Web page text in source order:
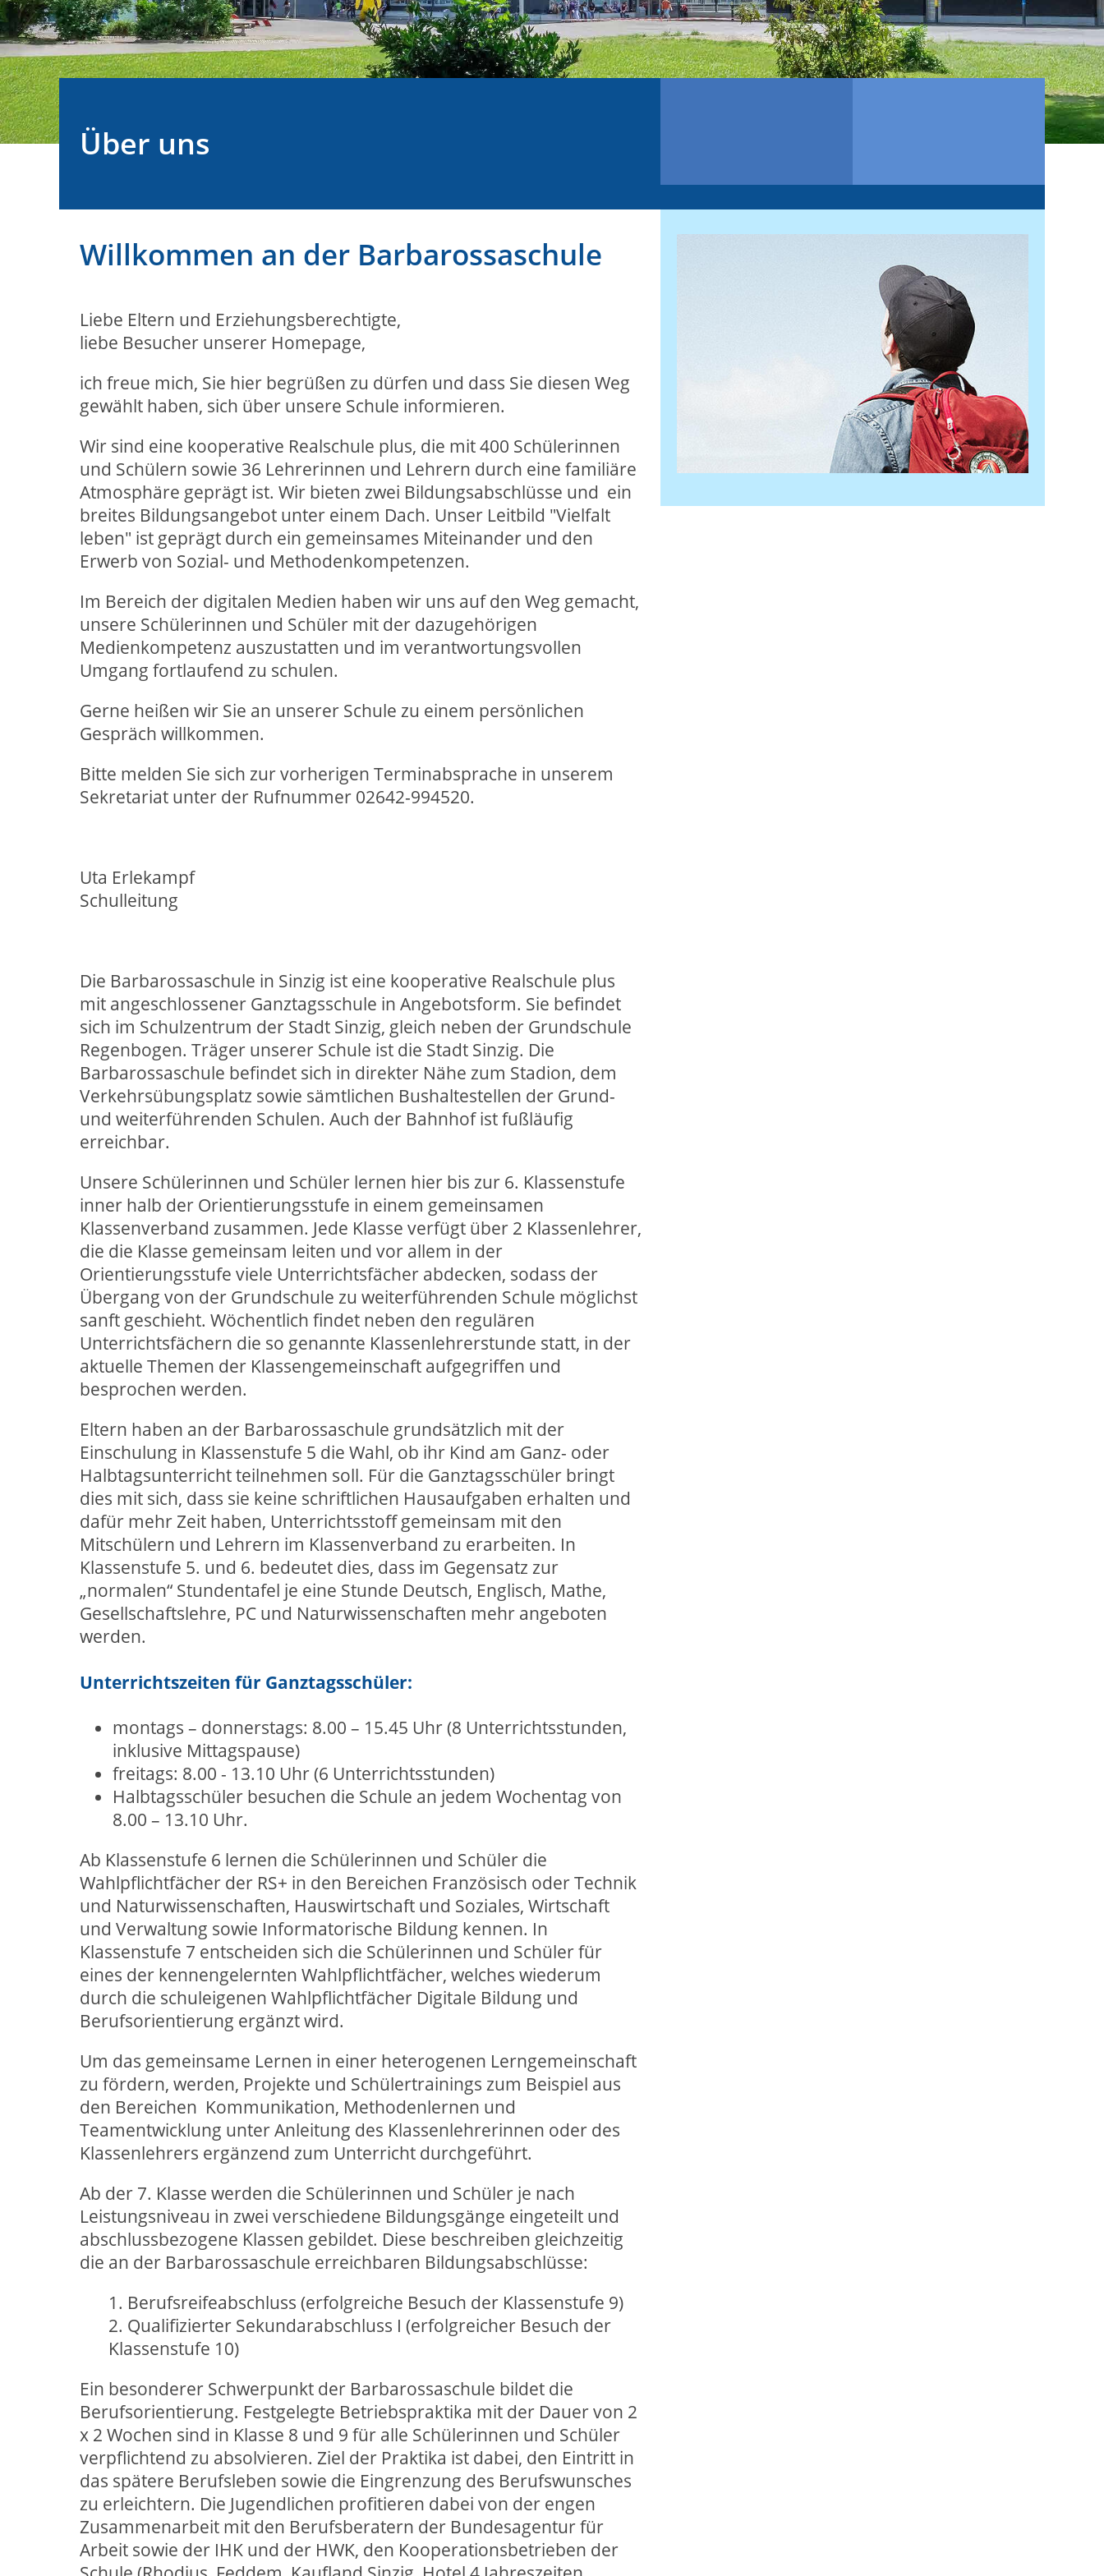
Über uns
Willkommen an der Barbarossaschule
Liebe Eltern und Erziehungsberechtigte,
liebe Besucher unserer Homepage,
ich freue mich, Sie hier begrüßen zu dürfen und dass Sie diesen Weg
gewählt haben, sich über unsere Schule informieren.
Wir sind eine kooperative Realschule plus, die mit 400 Schülerinnen
und Schülern sowie 36 Lehrerinnen und Lehrern durch eine familiäre
Atmosphäre geprägt ist. Wir bieten zwei Bildungsabschlüsse und ein
breites Bildungsangebot unter einem Dach. Unser Leitbild "Vielfalt
leben" ist geprägt durch ein gemeinsames Miteinander und den
Erwerb von Sozial- und Methodenkompetenzen.
Im Bereich der digitalen Medien haben wir uns auf den Weg gemacht,
unsere Schülerinnen und Schüler mit der dazugehörigen
Medienkompetenz auszustatten und im verantwortungsvollen
Umgang fortlaufend zu schulen.
Gerne heißen wir Sie an unserer Schule zu einem persönlichen
Gespräch willkommen.
Bitte melden Sie sich zur vorherigen Terminabsprache in unserem
Sekretariat unter der Rufnummer 02642-994520.
Uta Erlekampf
Schulleitung
Die Barbarossaschule in Sinzig ist eine kooperative Realschule plus
mit angeschlossener Ganztagsschule in Angebotsform. Sie befindet
sich im Schulzentrum der Stadt Sinzig, gleich neben der Grundschule
Regenbogen. Träger unserer Schule ist die Stadt Sinzig. Die
Barbarossaschule befindet sich in direkter Nähe zum Stadion, dem
Verkehrsübungsplatz sowie sämtlichen Bushaltestellen der Grund-
und weiterführenden Schulen. Auch der Bahnhof ist fußläufig
erreichbar.
Unsere Schülerinnen und Schüler lernen hier bis zur 6. Klassenstufe
inner halb der Orientierungsstufe in einem gemeinsamen
Klassenverband zusammen. Jede Klasse verfügt über 2 Klassenlehrer,
die die Klasse gemeinsam leiten und vor allem in der
Orientierungsstufe viele Unterrichtsfächer abdecken, sodass der
Übergang von der Grundschule zu weiterführenden Schule möglichst
sanft geschieht. Wöchentlich findet neben den regulären
Unterrichtsfächern die so genannte Klassenlehrerstunde statt, in der
aktuelle Themen der Klassengemeinschaft aufgegriffen und
besprochen werden.
Eltern haben an der Barbarossaschule grundsätzlich mit der
Einschulung in Klassenstufe 5 die Wahl, ob ihr Kind am Ganz- oder
Halbtagsunterricht teilnehmen soll. Für die Ganztagsschüler bringt
dies mit sich, dass sie keine schriftlichen Hausaufgaben erhalten und
dafür mehr Zeit haben, Unterrichtsstoff gemeinsam mit den
Mitschülern und Lehrern im Klassenverband zu erarbeiten. In
Klassenstufe 5. und 6. bedeutet dies, dass im Gegensatz zur
„normalen“ Stundentafel je eine Stunde Deutsch, Englisch, Mathe,
Gesellschaftslehre, PC und Naturwissenschaften mehr angeboten
werden.
Unterrichtszeiten für Ganztagsschüler:
montags – donnerstags: 8.00 – 15.45 Uhr (8 Unterrichtsstunden,
inklusive Mittagspause)
freitags: 8.00 - 13.10 Uhr (6 Unterrichtsstunden)
Halbtagsschüler besuchen die Schule an jedem Wochentag von
8.00 – 13.10 Uhr.
Ab Klassenstufe 6 lernen die Schülerinnen und Schüler die
Wahlpflichtfächer der RS+ in den Bereichen Französisch oder Technik
und Naturwissenschaften, Hauswirtschaft und Soziales, Wirtschaft
und Verwaltung sowie Informatorische Bildung kennen. In
Klassenstufe 7 entscheiden sich die Schülerinnen und Schüler für
eines der kennengelernten Wahlpflichtfächer, welches wiederum
durch die schuleigenen Wahlpflichtfächer Digitale Bildung und
Berufsorientierung ergänzt wird.
Um das gemeinsame Lernen in einer heterogenen Lerngemeinschaft
zu fördern, werden, Projekte und Schülertrainings zum Beispiel aus
den Bereichen Kommunikation, Methodenlernen und
Teamentwicklung unter Anleitung des Klassenlehrerinnen oder des
Klassenlehrers ergänzend zum Unterricht durchgeführt.
Ab der 7. Klasse werden die Schülerinnen und Schüler je nach
Leistungsniveau in zwei verschiedene Bildungsgänge eingeteilt und
abschlussbezogene Klassen gebildet. Diese beschreiben gleichzeitig
die an der Barbarossaschule erreichbaren Bildungsabschlüsse:
1. Berufsreifeabschluss (erfolgreiche Besuch der Klassenstufe 9)
2. Qualifizierter Sekundarabschluss I (erfolgreicher Besuch der
Klassenstufe 10)
Ein besonderer Schwerpunkt der Barbarossaschule bildet die
Berufsorientierung. Festgelegte Betriebspraktika mit der Dauer von 2
x 2 Wochen sind in Klasse 8 und 9 für alle Schülerinnen und Schüler
verpflichtend zu absolvieren. Ziel der Praktika ist dabei, den Eintritt in
das spätere Berufsleben sowie die Eingrenzung des Berufswunsches
zu erleichtern. Die Jugendlichen profitieren dabei von der engen
Zusammenarbeit mit den Berufsberatern der Bundesagentur für
Arbeit sowie der IHK und der HWK, den Kooperationsbetrieben der